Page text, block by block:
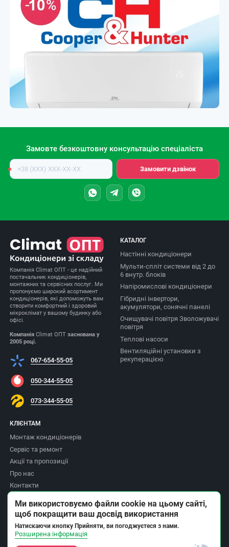
Замовте безкоштовну консультацію спеціаліста
Номер
телефону
Замовити дзвінок
Компанія Climat ОПТ - це надійний
постачальник кондиціонерів,
монтажних та сервісних послуг. Ми
пропонуємо широкий асортимент
кондиціонерів, які допоможуть вам
створити комфортний і здоровий
мікроклімат у вашому будинку або
офісі.
Компанія Climat ОПТзаснована у
2005 році.
067-654-55-05
050-344-55-05
073-344-55-05
КАТАЛОГ
Настінні кондиціонери
Мульти-спліт системи від 2 до
6 внутр. блоків
Напіромислові кондиціонери
Гібридні інвертори,
акумулятори, сонячні панелі
Очищувачі повітря Зволожувачі
повітря
Теплові насоси
Вентиляційні установки з
рекуперацією
КЛІЄНТАМ
Монтаж кондиціонерів
Сервіс та ремонт
Акції та пропозиції
Про нас
Контакти
Повернення товару
Ми використовуємо файли cookie на цьому сайті,
щоб покращити ваш досвід використання
Натискаючи кнопку Прийняти, ви погоджуєтеся з нами.
Розширена інформація